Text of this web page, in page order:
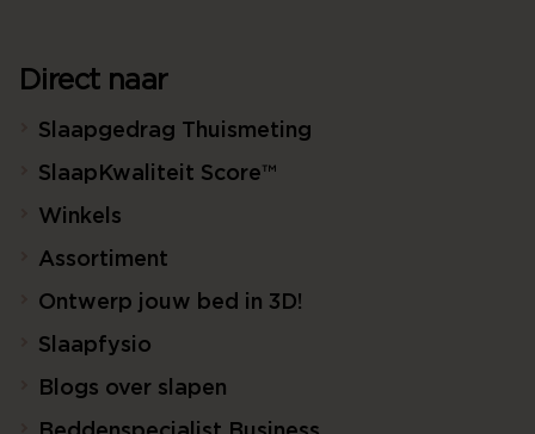
Direct naar
Slaapgedrag Thuismeting
SlaapKwaliteit Score™
Winkels
Assortiment
Ontwerp jouw bed in 3D!
Slaapfysio
Blogs over slapen